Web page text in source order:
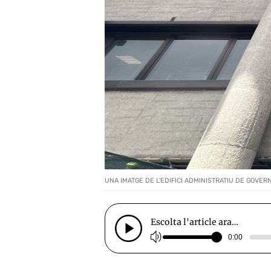
UNA IMATGE DE L'EDIFICI ADMINISTRATIU DE
Escolta l'article ara…
0:00